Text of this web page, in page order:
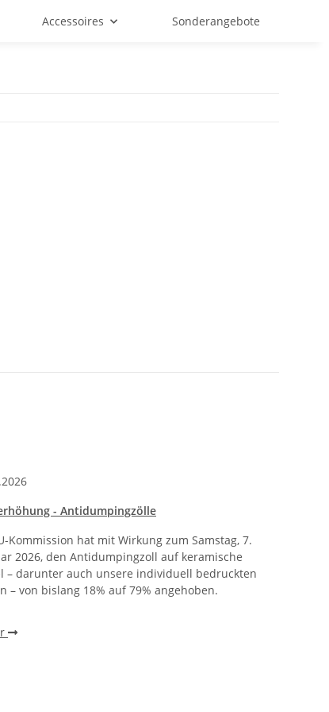
Accessoires Sonderangebote
- Antidumpingzölle
Kommission hat mit Wirkung zum Samstag, 7.
2026, den Antidumpingzoll auf keramische
– darunter auch unsere individuell bedruckten
– von bislang 18% auf 79% angehoben.